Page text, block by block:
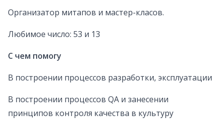
Организатор митапов и мастер-класов.
Любимое число: 53 и 13
С чем помогу
В построении процессов разработки, эксплуатации
В построении процессов QA и занесении
принципов контроля качества в культуру